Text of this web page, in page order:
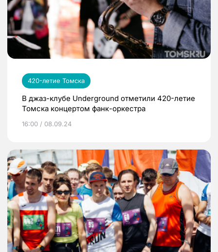
420-летие Томска
В джаз-клубе Underground отметили 420-летие
Томска концертом фанк-оркестра
16:00 / 08.09.24